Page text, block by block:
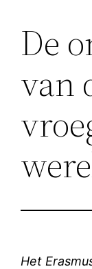
De
van
Het